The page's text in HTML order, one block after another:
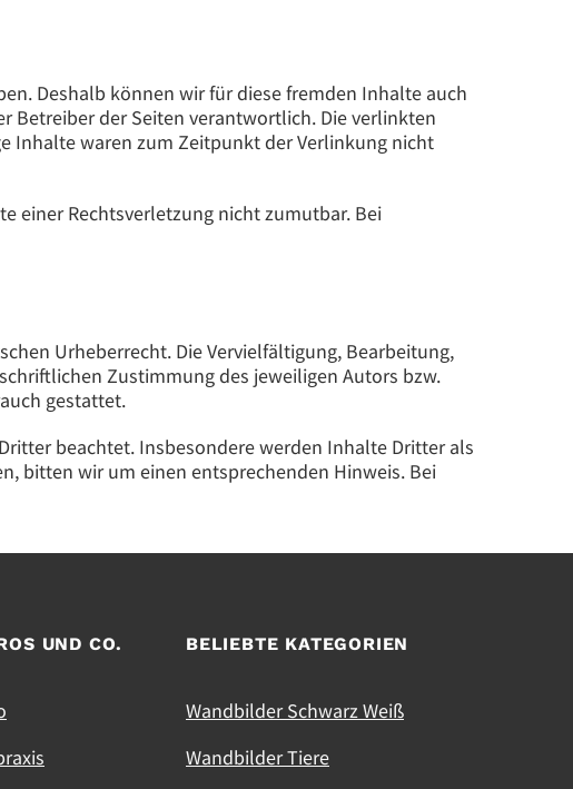
Deshalb können wir für diese fremden Inhalte auch
Betreiber der Seiten verantwortlich. Die verlinkten
Inhalte waren zum Zeitpunkt der Verlinkung nicht
einer Rechtsverletzung nicht zumutbar. Bei
Urheberrecht. Die Vervielfältigung, Bearbeitung,
Zustimmung des jeweiligen Autors bzw.
gestattet.
beachtet. Insbesondere werden Inhalte Dritter als
bitten wir um einen entsprechenden Hinweis. Bei
UND CO. BELIEBTE KATEGORIEN
Wandbilder Schwarz Weiß
Wandbilder Tiere